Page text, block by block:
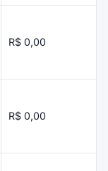
R$ 0,00
R$ 0,00